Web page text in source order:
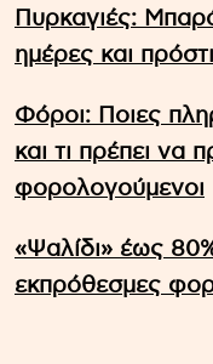
Πυρκαγιές:
ημέρες και
Φόροι: Ποιες
και τι πρέπει να
φορολογούμενοι
«Ψαλίδι» έως
εκπρόθεσμες